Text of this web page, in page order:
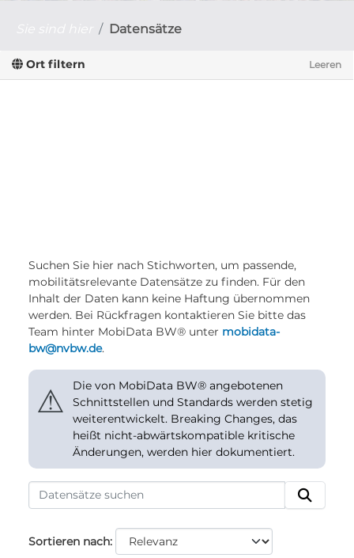
Datensätze
Ort filtern Leeren
Suchen Sie hier nach Stichworten, um passende,
mobilitätsrelevante Datensätze zu finden. Für den
Inhalt der Daten kann keine Haftung übernommen
werden. Bei Rückfragen kontaktieren Sie bitte das
Team hinter MobiData BW® unter mobidata-
bw@nvbw.de.
⚠
Die von MobiData BW® angebotenen
Schnittstellen und Standards werden stetig
weiterentwickelt. Breaking Changes, das
heißt nicht-abwärtskompatible kritische
Änderungen, werden hier dokumentiert.
Sortieren nach